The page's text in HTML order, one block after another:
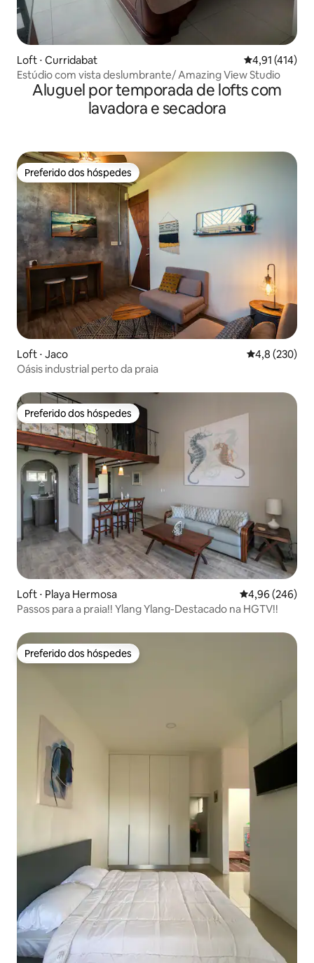
Loft ⋅ Curridabat 4,91 de uma
4,91 (414)
Estúdio com vista deslumbrante/ Amazing View Studio
Aluguel por temporada de lofts com
lavadora e secadora
Preferido dos hóspedes
Preferido dos hóspedes
Loft ⋅ Jaco 4,8 de uma
4,8 (230)
Oásis industrial perto da praia
Preferido dos hóspedes
Preferido dos hóspedes
Loft ⋅ Playa Hermosa 4,96 de uma
4,96 (246)
Passos para a praia!! Ylang Ylang-Destacado na HGTV!!
Preferido dos hóspedes
Preferido dos hóspedes